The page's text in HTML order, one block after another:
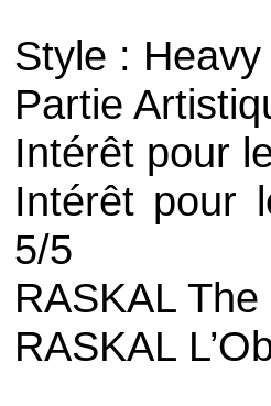
Style :
Partie
Intérêt pour
Intérêt pour
5/5
RASKAL
RASKAL